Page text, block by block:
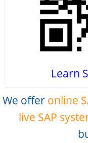
Learn
We offer online
live SAP